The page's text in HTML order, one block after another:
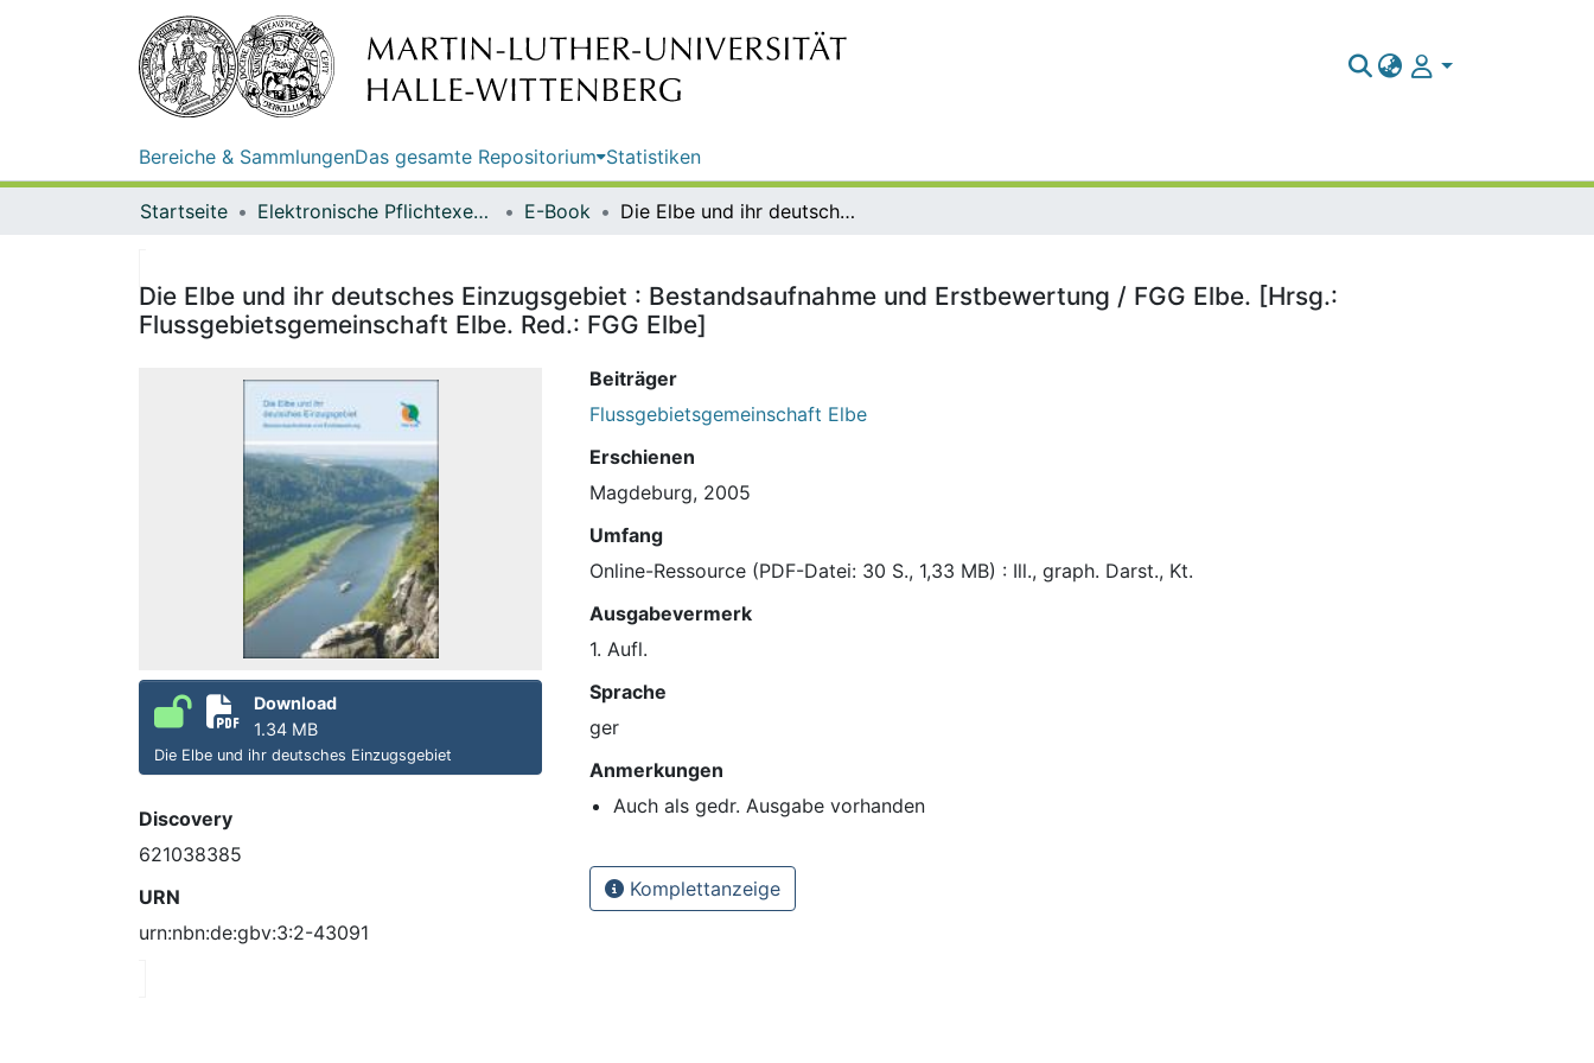
Bereiche & SammlungenDas gesamte Repositorium Statistiken
Startseite Elektronische Pflichtexemplare E-Book Die Elbe und ihr deutsches Einzugsgebiet : Bestandsaufnahme und Erstbewertung / FGG Elbe. [Hrsg.: Flussgebietsgemeinschaft Elbe. Red.: FGG Elbe]
Die Elbe und ihr deutsches Einzugsgebiet : Bestandsaufnahme und Erstbewertung / FGG Elbe. [Hrsg.:
Flussgebietsgemeinschaft Elbe. Red.: FGG Elbe]
Download
1.34 MB
Die Elbe und ihr deutsches Einzugsgebiet
Discovery
621038385
URN
urn:nbn:de:gbv:3:2-43091
Beiträger
Flussgebietsgemeinschaft Elbe
Erschienen
Magdeburg, 2005
Umfang
Online-Ressource (PDF-Datei: 30 S., 1,33 MB) : Ill., graph. Darst., Kt.
Ausgabevermerk
1. Aufl.
Sprache
ger
Anmerkungen
Auch als gedr. Ausgabe vorhanden
Komplettanzeige